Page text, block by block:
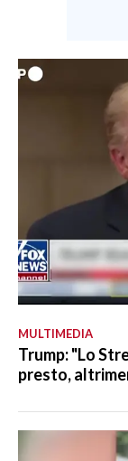
MULTIMEDIA
Trump: "Lo
presto,